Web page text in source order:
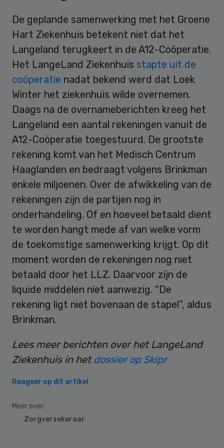
De geplande samenwerking met het Groene
Hart Ziekenhuis betekent niet dat het
Langeland terugkeert in de A12-Coöperatie.
Het LangeLand Ziekenhuis stapte uit de
coöperatie nadat bekend werd dat Loek
Winter het ziekenhuis wilde overnemen.
Daags na de overnameberichten kreeg het
Langeland een aantal rekeningen vanuit de
A12-Coöperatie toegestuurd. De grootste
rekening komt van het Medisch Centrum
Haaglanden en bedraagt volgens Brinkman
enkele miljoenen. Over de afwikkeling van de
rekeningen zijn de partijen nog in
onderhandeling. Of en hoeveel betaald dient
te worden hangt mede af van welke vorm
de toekomstige samenwerking krijgt. Op dit
moment worden de rekeningen nog niet
betaald door het LLZ. Daarvoor zijn de
liquide middelen niet aanwezig. “De
rekening ligt niet bovenaan de stapel”, aldus
Brinkman.
Lees meer berichten over het LangeLand
Ziekenhuis in het dossier op Skipr
Reageer op dit artikel
Meer over:
Zorgverzekeraar